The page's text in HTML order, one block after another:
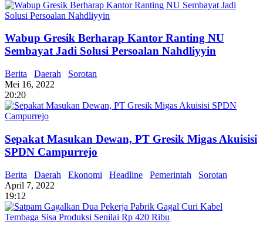
Wabup Gresik Berharap Kantor Ranting NU
Sembayat Jadi Solusi Persoalan Nahdliyyin
Berita Daerah
Sorotan
Mei 16, 2022
20:20
Sepakat Masukan Dewan, PT Gresik Migas Akuisisi
SPDN Campurrejo
Berita Daerah Ekonomi Headline Pemerintah
Sorotan
April 7, 2022
19:12